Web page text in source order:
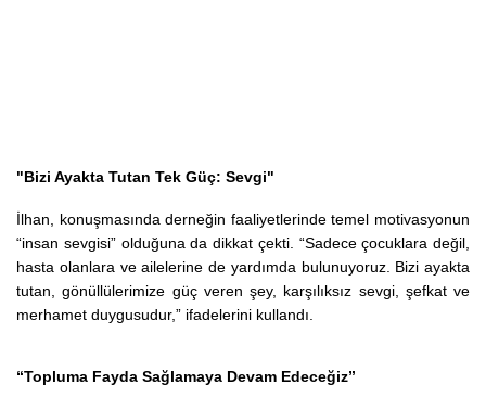
"Bizi Ayakta Tutan Tek Güç: Sevgi"
İlhan, konuşmasında derneğin faaliyetlerinde temel motivasyonun
“insan sevgisi” olduğuna da dikkat çekti. “Sadece çocuklara değil,
hasta olanlara ve ailelerine de yardımda bulunuyoruz. Bizi ayakta
tutan, gönüllülerimize güç veren şey, karşılıksız sevgi, şefkat ve
merhamet duygusudur,” ifadelerini kullandı.
“Topluma Fayda Sağlamaya Devam Edeceğiz”